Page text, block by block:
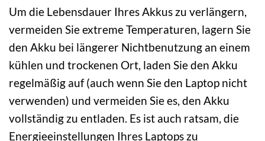
Um die Lebensdauer Ihres Akkus zu verlängern,
vermeiden Sie extreme Temperaturen, lagern Sie
den Akku bei längerer Nichtbenutzung an einem
kühlen und trockenen Ort, laden Sie den Akku
regelmäßig auf (auch wenn Sie den Laptop nicht
verwenden) und vermeiden Sie es, den Akku
vollständig zu entladen. Es ist auch ratsam, die
Energieeinstellungen Ihres Laptops zu